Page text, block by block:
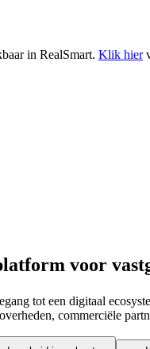
in RealSmart. Klik hier
voor
tot een digitaal
commerciële